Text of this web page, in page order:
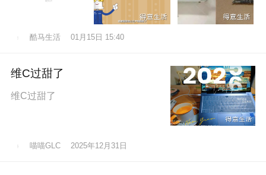
酷马生活 01月15日 15:40
维C过甜了
维C过甜了
喵喵GLC 2025年12月31日